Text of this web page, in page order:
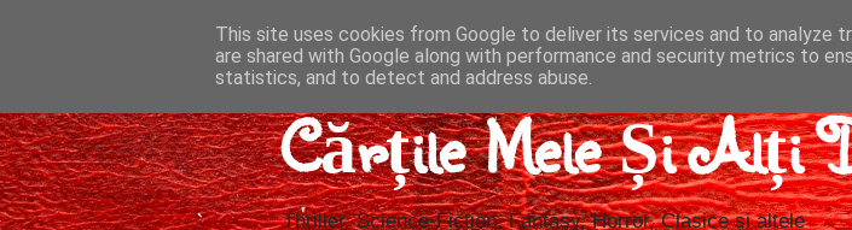
Cărțile Mele Și Alți
Thriller, Science-Fiction, Fantasy, Horror, Clasice și altele
This site uses cookies from Google to deliver its services and to analyze
are shared with Google along with performance and security metrics to
statistics, and to detect and address abuse.